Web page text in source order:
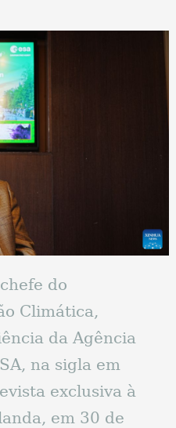
do
Climática,
da Agência
na sigla em
exclusiva à
em 30 de